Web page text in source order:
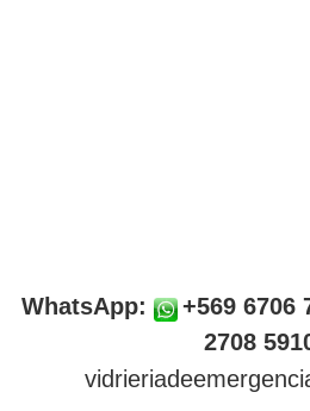
WhatsApp: +569
2708